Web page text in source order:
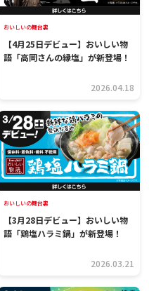
おいしいの舞台裏
【4月25日デビュー】おいしい物
語「高岡さんの縁塩」が新登場！
2026.04.18
おいしいの舞台裏
【3月28日デビュー】おいしい物
語「鶏塩ハラミ鍋」が新登場！
2026.03.21